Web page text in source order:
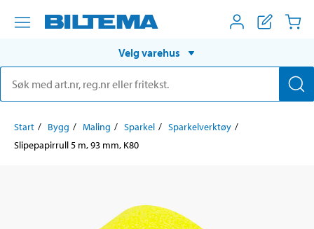
Velg varehus
Start Bygg Maling Sparkel
Sparkelverktøy
Slipepapirrull 5 m, 93 mm, K80